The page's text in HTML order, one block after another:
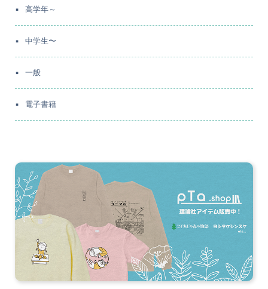
高学年～
中学生〜
一般
電子書籍